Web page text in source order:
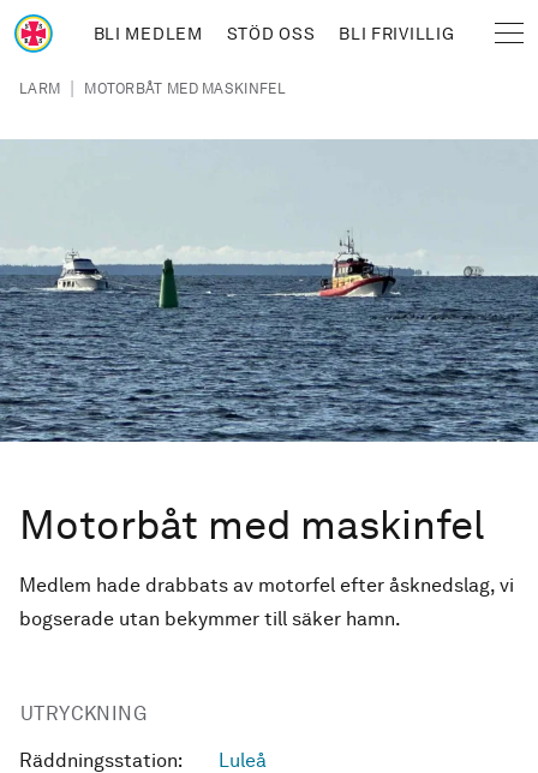
Hoppa till huvudinnehåll
BLI MEDLEM STÖD OSS BLI FRIVILLIG
Länkstig
LARM | MOTORBÅT MED MASKINFEL
Motorbåt med maskinfel
Medlem hade drabbats av motorfel efter åsknedslag, vi
bogserade utan bekymmer till säker hamn.
UTRYCKNING
Räddningsstation: Luleå